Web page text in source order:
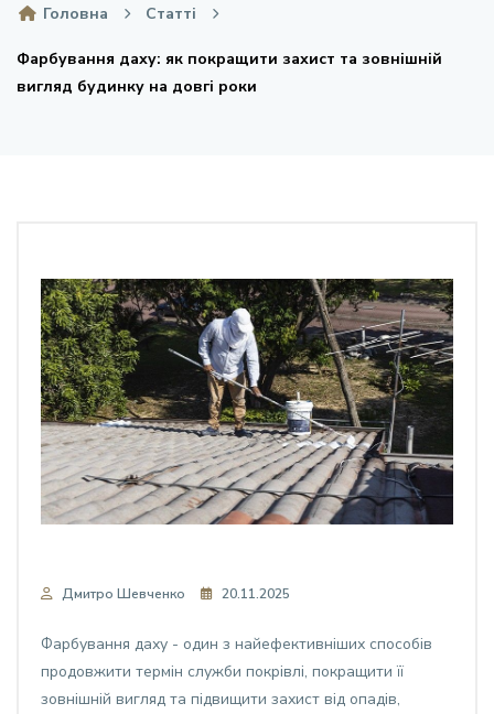
Головна Статті
Фарбування даху: як покращити захист та зовнішній
вигляд будинку на довгі роки
Дмитро Шевченко 20.11.2025
Фарбування даху - один з найефективніших способів
продовжити термін служби покрівлі, покращити її
зовнішній вигляд та підвищити захист від опадів,